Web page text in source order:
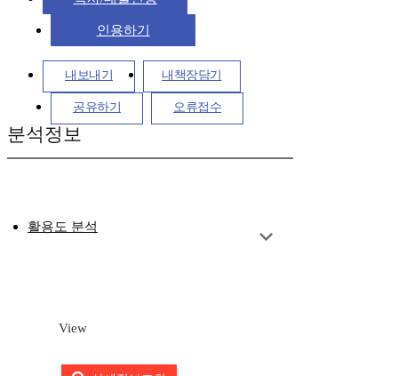
인용하기
내보내기 내책장담기
공유하기 오류접수
분석정보
활용도 분석
View